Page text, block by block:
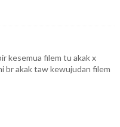
kesemua filem tu akak x
br akak taw kewujudan filem